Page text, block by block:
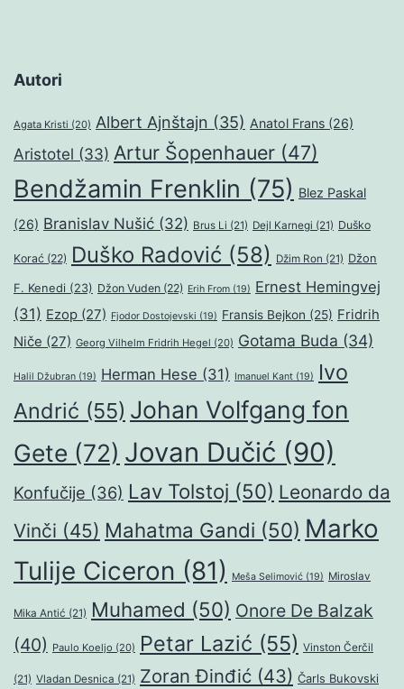
Autori
Agata Kristi (20) Albert Ajnštajn (35) Anatol Frans (26)
Aristotel (33) Artur Šopenhauer (47)
Bendžamin Frenklin (75) Blez Paskal
(26) Branislav Nušić (32) Brus Li (21) Dejl Karnegi (21) Duško
Korać (22) Duško Radović (58) Džim Ron (21) Džon
F. Kenedi (23) Džon Vuden (22) Erih From (19) Ernest Hemingvej
(31) Ezop (27) Fjodor Dostojevski (19) Fransis Bejkon (25) Fridrih
Niče (27) Georg Vilhelm Fridrih Hegel (20) Gotama Buda (34)
Halil Džubran (19) Herman Hese (31) Imanuel Kant (19)
Ivo
Andrić (55) Johan Volfgang fon
Gete (72) Jovan Dučić (90)
Konfučije (36) Lav Tolstoj (50) Leonardo da
Vinči (45) Mahatma Gandi (50) Marko
Tulije Ciceron (81) Meša Selimović (19) Miroslav
Mika Antić (21) Muhamed (50) Onore De Balzak
(40) Paulo Koeljo (20) Petar Lazić (55) Vinston Čerčil
(21) Vladan Desnica (21) Zoran Đinđić (43) Čarls Bukovski